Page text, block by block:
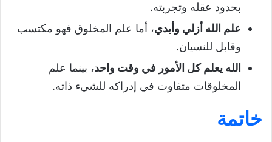
بحدود عقله وتجربته.
علم الله أزلي وأبدي، أما علم المخلوق فهو مكتسب
وقابل للنسيان.
الله يعلم كل الأمور في وقت واحد، بينما علم
المخلوقات متفاوت في إدراكه للشيء ذاته.
خاتمة